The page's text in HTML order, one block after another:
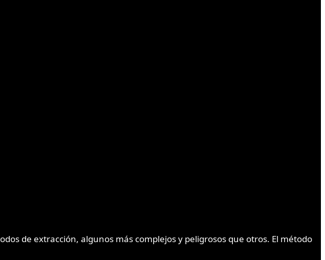
de extracción, algunos más complejos y peligrosos que otros. El método